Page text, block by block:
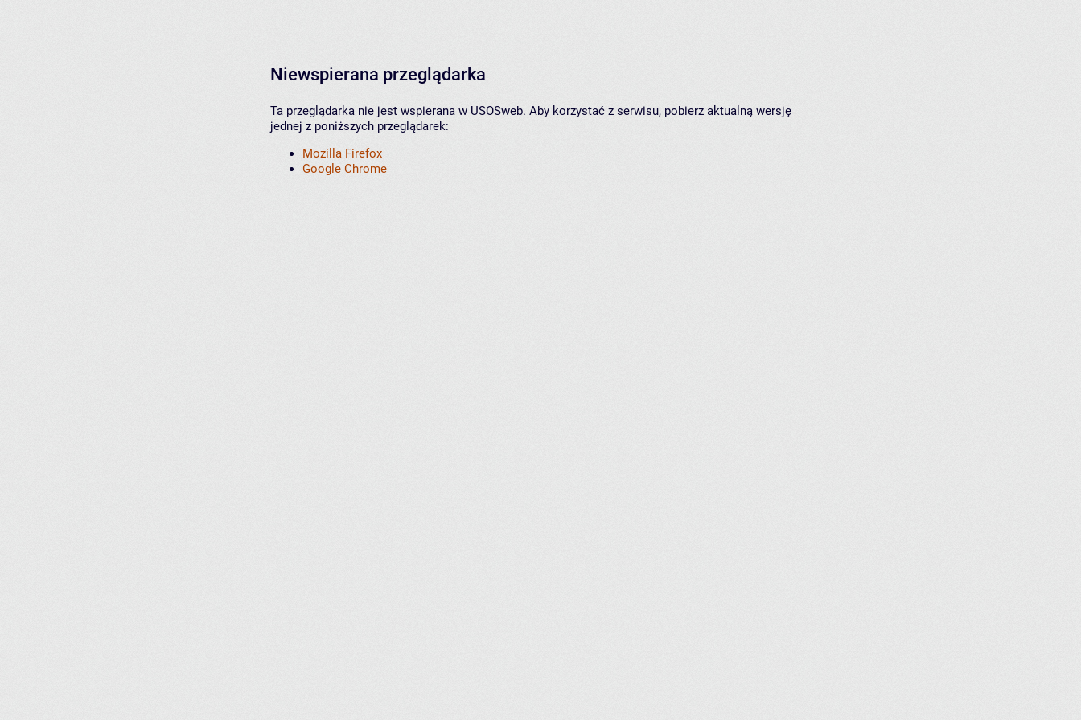
Niewspierana przeglądarka
Ta przeglądarka nie jest wspierana w USOSweb. Aby korzystać z serwisu, pobierz aktualną wersję
jednej z poniższych przeglądarek:
Mozilla Firefox
Google Chrome